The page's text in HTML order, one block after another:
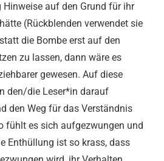
auf den Grund für ihr
(Rückblenden verwendet sie
die Bombe erst auf den
zu lassen, dann wäre es
gewesen. Auf diese
den/die Leser*in darauf
den Weg für das Verständnis
fühlt es sich aufgezwungen und
Enthüllung ist so krass, dass